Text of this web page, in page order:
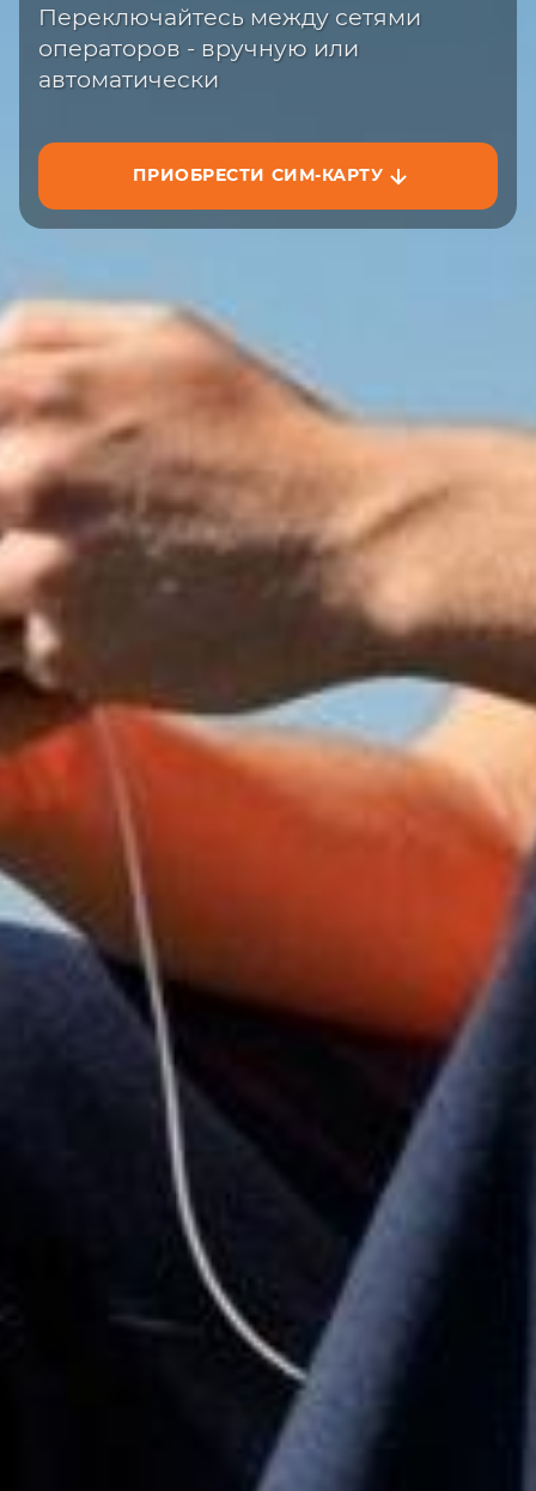
Переключайтесь между сетями
операторов - вручную или
автоматически
ПРИОБРЕСТИ СИМ-КАРТУ
сайте или на маркетплейсах
ЗАКАЗАТЬ НА САЙТЕ